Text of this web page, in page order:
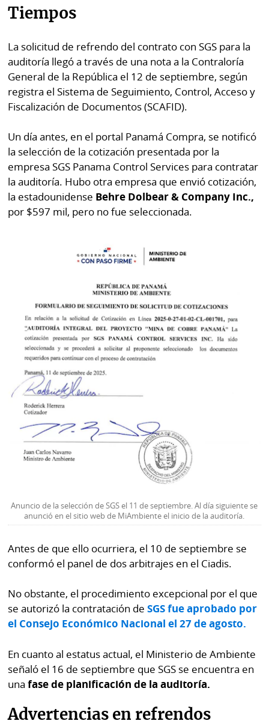
Tiempos
La solicitud de refrendo del contrato con SGS para la
auditoría llegó a través de una nota a la Contraloría
General de la República el 12 de septiembre, según
registra el Sistema de Seguimiento, Control, Acceso y
Fiscalización de Documentos (SCAFID).
Un día antes, en el portal Panamá Compra, se notificó
la selección de la cotización presentada por la
empresa SGS Panama Control Services para contratar
la auditoría. Hubo otra empresa que envió cotización,
la estadounidense Behre Dolbear & Company Inc.,
por $597 mil, pero no fue seleccionada.
Anuncio de la selección de SGS el 11 de septiembre. Al día siguiente se
anunció en el sitio web de MiAmbiente el inicio de la auditoría.
Antes de que ello ocurriera, el 10 de septiembre se
conformó el panel de dos arbitrajes en el Ciadis.
No obstante, el procedimiento excepcional por el que
se autorizó la contratación deSGS fue aprobado por
el Consejo Económico Nacional el 27 de agosto.
En cuanto al estatus actual, el Ministerio de Ambiente
señaló el 16 de septiembre que SGS se encuentra en
unafase de planificación de la auditoría.
Advertencias en refrendos